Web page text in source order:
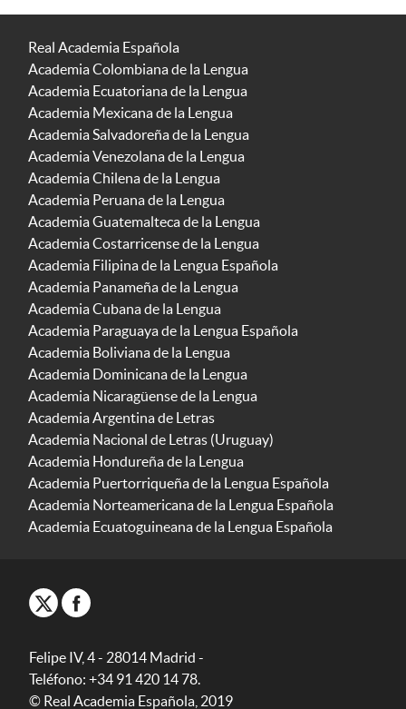
Real Academia Española
Academia Colombiana de la Lengua
Academia Ecuatoriana de la Lengua
Academia Mexicana de la Lengua
Academia Salvadoreña de la Lengua
Academia Venezolana de la Lengua
Academia Chilena de la Lengua
Academia Peruana de la Lengua
Academia Guatemalteca de la Lengua
Academia Costarricense de la Lengua
Academia Filipina de la Lengua Española
Academia Panameña de la Lengua
Academia Cubana de la Lengua
Academia Paraguaya de la Lengua Española
Academia Boliviana de la Lengua
Academia Dominicana de la Lengua
Academia Nicaragüense de la Lengua
Academia Argentina de Letras
Academia Nacional de Letras (Uruguay)
Academia Hondureña de la Lengua
Academia Puertorriqueña de la Lengua Española
Academia Norteamericana de la Lengua Española
Academia Ecuatoguineana de la Lengua Española
Felipe IV, 4 - 28014 Madrid -
Teléfono: +34 91 420 14 78.
© Real Academia Española, 2019